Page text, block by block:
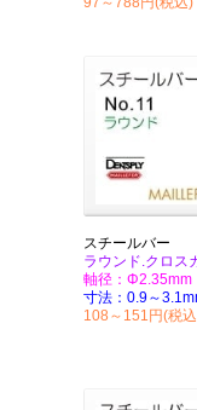
スチールバー
ラウンド.クロス
軸径：Φ2.35mm
寸法：0.9～
108～151円(税